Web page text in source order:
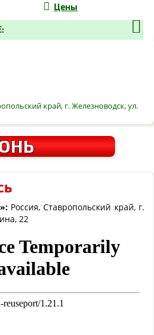
Цены
край, г. Железноводск, ул.
»: Россия, Ставропольский край, г.
22